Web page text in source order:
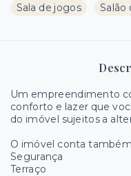
Sala de jogos
Salão
Um empreendimento
conforto e lazer que
do imóvel sujeitos a
O imóvel conta
Segurança
Terraço